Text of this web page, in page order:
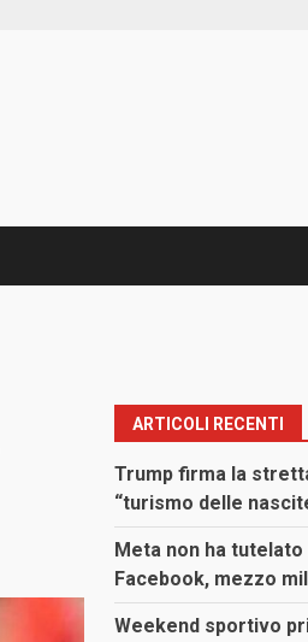
ARTICOLI RECENTI
Trump firma la
“turismo delle
Meta non ha
Facebook, mezzo
Weekend sportivo